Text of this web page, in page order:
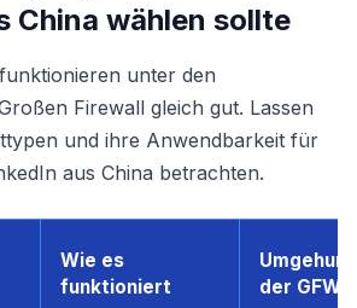
China wählen sollte
unter den
Firewall gleich gut. Lassen
und ihre Anwendbarkeit für
aus China betrachten.
Wie es
funktioniert
Umgehung
der GFW